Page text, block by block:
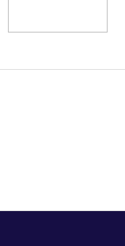
价值观对制度
3节将转向政
正当性的重要意
何可以给政府
何协调在可行
导的叙事如何